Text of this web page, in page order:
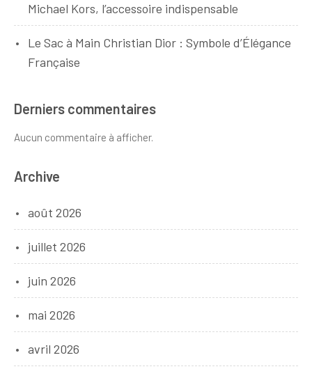
Michael Kors, l’accessoire indispensable
Le Sac à Main Christian Dior : Symbole d’Élégance
Française
Derniers commentaires
Aucun commentaire à afficher.
Archive
août 2026
juillet 2026
juin 2026
mai 2026
avril 2026